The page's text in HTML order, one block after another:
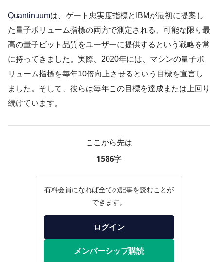
Quantinuumは、ゲート忠実度指標とIBMが最初に提案し
た量子ボリューム指標の両方で測定される、可能な限り最
高の量子ビット品質をユーザーに提供するという戦略を常
に持ってきました。実際、2020年には、マシンの量子ボ
リューム指標を毎年10倍向上させるという目標を宣言し
ました。そして、彼らは毎年この目標を達成または上回り
続けています。
ここから先は
1586字
有料会員になれば全ての記事を読むことが
できます。
ログイン
メンバーシップ購読